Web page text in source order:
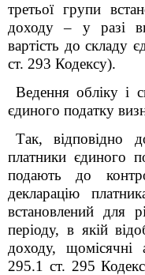
третьої групи
доходу – у разі
вартість до складу
ст. 293 Кодексу).
Ведення обліку і
єдиного податку
Так, відповідно
платники єдиного
подають до
декларацію
встановлений для
періоду, в якій
доходу, щомісячні
295.1 ст. 295